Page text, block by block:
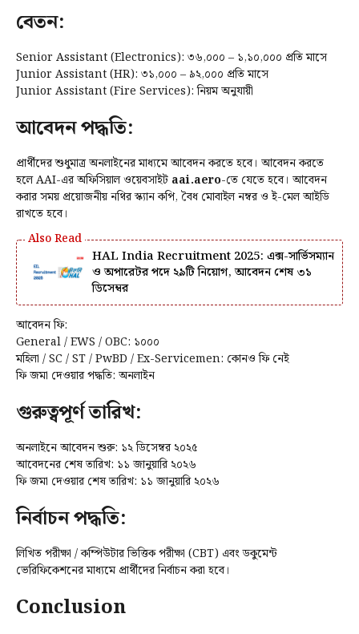
বেতন:
Senior Assistant (Electronics): ₹৩৬,০০০ – ₹১,১০,০০০ প্রতি মাসে
Junior Assistant (HR): ₹৩১,০০০ – ₹৯২,০০০ প্রতি মাসে
Junior Assistant (Fire Services): নিয়ম অনুযায়ী
আবেদন পদ্ধতি:
প্রার্থীদের শুধুমাত্র অনলাইনের মাধ্যমে আবেদন করতে হবে। আবেদন করতে
হলে AAI-এর অফিসিয়াল ওয়েবসাইট aai.aero-তে যেতে হবে। আবেদন
করার সময় প্রয়োজনীয় নথির স্ক্যান কপি, বৈধ মোবাইল নম্বর ও ই-মেল আইডি
রাখতে হবে।
HAL India Recruitment 2025: এক্স-সার্ভিসম্যান
ও অপারেটর পদে ২৯টি নিয়োগ, আবেদন শেষ ৩১
ডিসেম্বর
আবেদন ফি:
General / EWS / OBC: ₹১০০০
মহিলা / SC / ST / PwBD / Ex-Servicemen: কোনও ফি নেই
ফি জমা দেওয়ার পদ্ধতি: অনলাইন
গুরুত্বপূর্ণ তারিখ:
অনলাইনে আবেদন শুরু: ১২ ডিসেম্বর ২০২৫
আবেদনের শেষ তারিখ: ১১ জানুয়ারি ২০২৬
ফি জমা দেওয়ার শেষ তারিখ: ১১ জানুয়ারি ২০২৬
নির্বাচন পদ্ধতি:
লিখিত পরীক্ষা / কম্পিউটার ভিত্তিক পরীক্ষা (CBT) এবং ডকুমেন্ট
ভেরিফিকেশনের মাধ্যমে প্রার্থীদের নির্বাচন করা হবে।
Conclusion